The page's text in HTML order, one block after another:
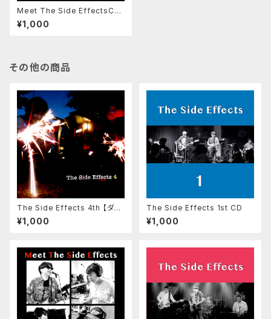
Meet The Side EffectsCD
版（紙ジャケット、歌詞付）
¥1,000
その他の商品
The Side Effects 4th 【ダウ
ンロード版】
¥1,000
The Side Effects 1st CD
¥1,000